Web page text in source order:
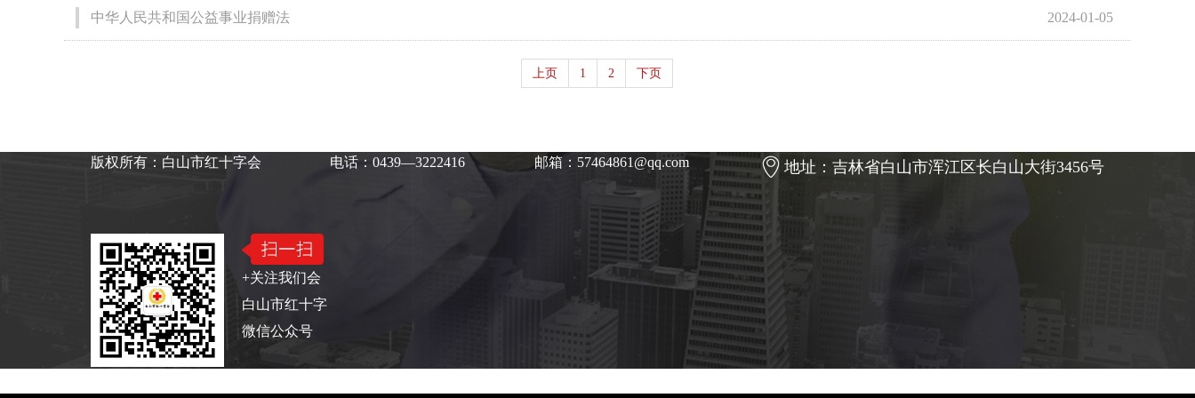
中华人民共和国公益事业捐赠法 2024-01-05
上页 1 2 下页
版权所有：白山市红十字会 电话：0439—3222416 邮箱：57464861@qq.com 地址：吉林省白山市浑江区长白山大街3456号
+关注我们会
白山市红十字
微信公众号